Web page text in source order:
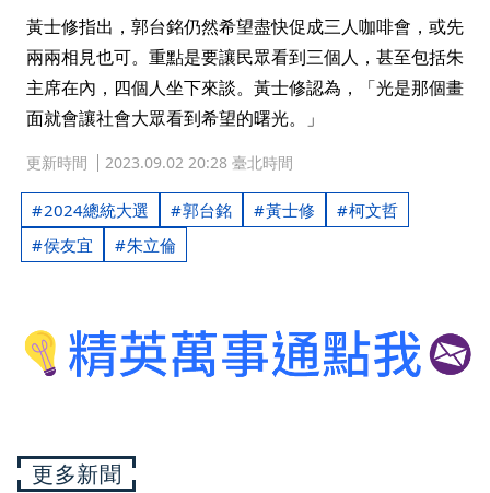
黃士修指出，郭台銘仍然希望盡快促成三人咖啡會，或先
兩兩相見也可。重點是要讓民眾看到三個人，甚至包括朱
主席在內，四個人坐下來談。黃士修認為，「光是那個畫
面就會讓社會大眾看到希望的曙光。」
更新時間 2023.09.02 20:28 臺北時間
2024總統大選 郭台銘 黃士修
柯文哲
侯友宜
朱立倫
更多新聞